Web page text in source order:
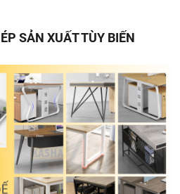
SẢN XUẤT TÙY BIẾN